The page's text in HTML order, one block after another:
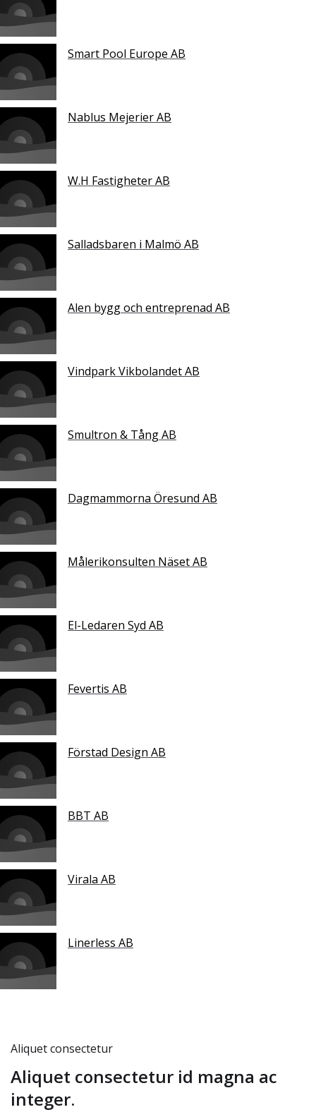
Smart Pool Europe AB
Nablus Mejerier AB
W.H Fastigheter AB
Salladsbaren i Malmö AB
Alen bygg och entreprenad AB
Vindpark Vikbolandet AB
Smultron & Tång AB
Dagmammorna Öresund AB
Målerikonsulten Näset AB
El-Ledaren Syd AB
Fevertis AB
Förstad Design AB
BBT AB
Virala AB
Linerless AB
Aliquet consectetur
Aliquet consectetur id magna ac
integer.